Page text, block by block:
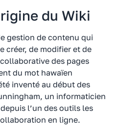
du Wiki
gestion de contenu qui
créer, de modifier et de
des pages
du mot hawaïen
inventé au début des
un informaticien
l’un des outils les
en ligne.